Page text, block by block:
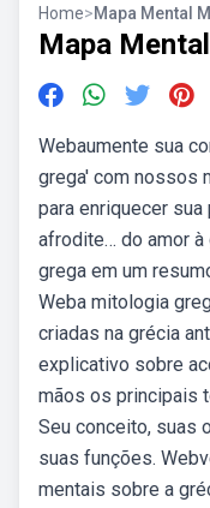
Home>Mapa Mental
Mapa
Webaumente sua
grega' com nossos
para enriquecer
afrodite… do amor
grega em um
Weba mitologia
criadas na grécia
explicativo sobre
mãos os principais
Seu conceito, suas
suas funções.
mentais sobre a